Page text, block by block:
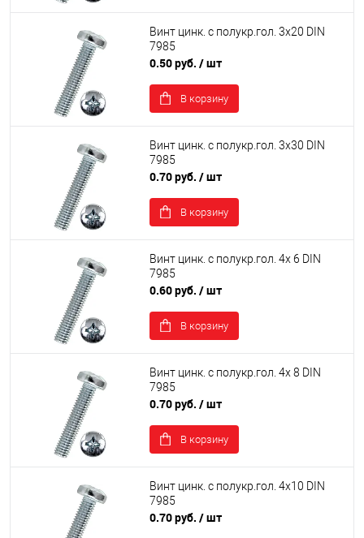
Винт цинк. с полукр.гол. 3х20 DIN
7985
0.50 руб. / шт
В корзину
Винт цинк. с полукр.гол. 3х30 DIN
7985
0.70 руб. / шт
В корзину
Винт цинк. с полукр.гол. 4х 6 DIN
7985
0.60 руб. / шт
В корзину
Винт цинк. с полукр.гол. 4х 8 DIN
7985
0.70 руб. / шт
В корзину
Винт цинк. с полукр.гол. 4х10 DIN
7985
0.70 руб. / шт